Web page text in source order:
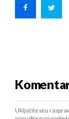
Uključite se u